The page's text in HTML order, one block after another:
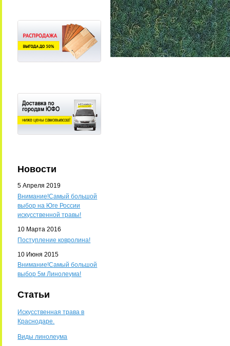
Новости
5 Апреля 2019
Внимание!Самый большой
выбор на Юге России
искусственной травы!
10 Марта 2016
Поступление ковролина!
10 Июня 2015
Внимание!Самый большой
выбор 5м Линолеума!
Статьи
Искусственная трава в
Краснодаре.
Виды линолеума